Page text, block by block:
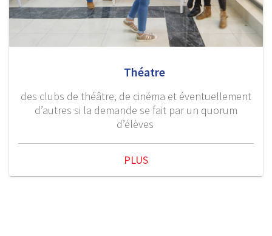
Théatre
des clubs de théâtre, de cinéma et éventuellement
d’autres si la demande se fait par un quorum
d’élèves
PLUS